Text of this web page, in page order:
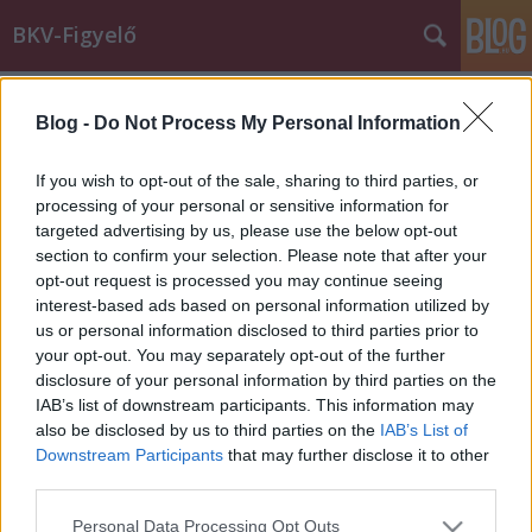
Blog - Do Not Process My Personal Information
If you wish to opt-out of the sale, sharing to third parties, or
processing of your personal or sensitive information for
targeted advertising by us, please use the below opt-out
section to confirm your selection. Please note that after your
opt-out request is processed you may continue seeing
interest-based ads based on personal information utilized by
us or personal information disclosed to third parties prior to
your opt-out. You may separately opt-out of the further
disclosure of your personal information by third parties on the
IAB’s list of downstream participants. This information may
also be disclosed by us to third parties on the IAB’s List of
Downstream Participants that may further disclose it to other
Please note that this website/app uses one or more Google
Personal Data Processing Opt Outs
BKV-Figyelő
éjszakai buszon alvó utasokra
BKV figyelő.hu•2012. augusztus 27.
Olvasónk, Zoltán nem panaszlevelet küldött nekünk,
hanem egy közérdekű információt szeretne
megosztani veletek. Vasárnap hajnalban a 914-es
buszon arra lett figyelmes, hogy egy három fős
társaság tagjai a busz három különböző pontján
foglaltak helyet, az alvó utasok…
Tünés a járdáról